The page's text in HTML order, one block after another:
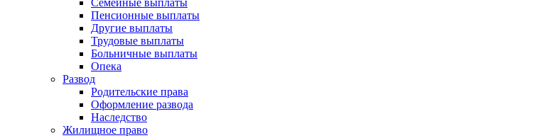
Семейные выплаты
Пенсионные выплаты
Другие выплаты
Трудовые выплаты
Больничные выплаты
Опека
Развод
Родительские права
Оформление развода
Наследство
Жилищное право